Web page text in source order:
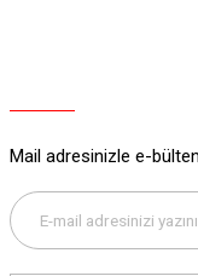
Mail adresinizle e-